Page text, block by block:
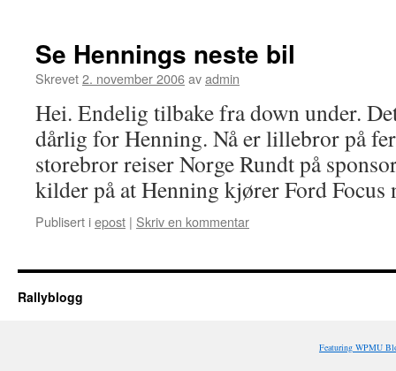
Se Hennings neste bil
Skrevet2. november 2006avadmin
Hei. Endelig tilbake fra down under.
dårlig for Henning. Nå er lillebror på
storebror reiser Norge Rundt på
kilder på at Henning kjører Ford
Publisert iepost | Skriv en kommentar
Rallyblogg
Featuring WPMU